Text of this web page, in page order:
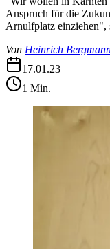
Anspruch für die
Arnulfplatz einziehen",
Von Heinrich
17.01.23
1 Min.